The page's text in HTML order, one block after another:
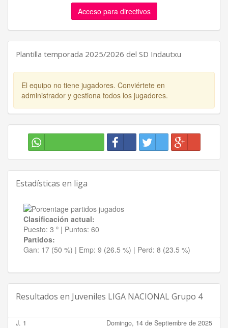
Acceso para directivos
Plantilla temporada 2025/2026 del SD Indautxu
El equipo no tiene jugadores. Conviértete en
administrador y gestiona todos los jugadores.
Estadísticas en liga
Clasificación actual:
Puesto: 3 º | Puntos: 60
Partidos:
Gan: 17 (50 %) | Emp: 9 (26.5 %) | Perd: 8 (23.5 %)
Resultados en Juveniles LIGA NACIONAL Grupo 4
J. 1 Domingo, 14 de Septiembre de 2025